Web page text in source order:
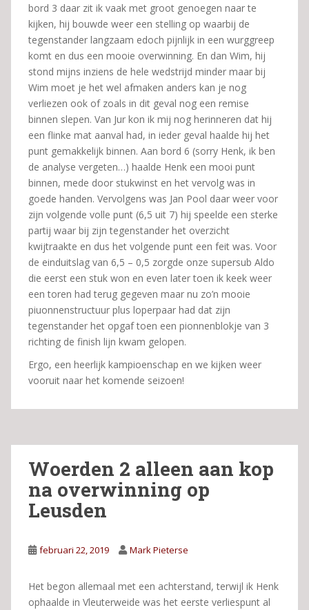
bord 3 daar zit ik vaak met groot genoegen naar te
kijken, hij bouwde weer een stelling op waarbij de
tegenstander langzaam edoch pijnlijk in een wurggreep
komt en dus een mooie overwinning. En dan Wim, hij
stond mijns inziens de hele wedstrijd minder maar bij
Wim moet je het wel afmaken anders kan je nog
verliezen ook of zoals in dit geval nog een remise
binnen slepen. Van Jur kon ik mij nog herinneren dat hij
een flinke mat aanval had, in ieder geval haalde hij het
punt gemakkelijk binnen. Aan bord 6 (sorry Henk, ik ben
de analyse vergeten…) haalde Henk een mooi punt
binnen, mede door stukwinst en het vervolg was in
goede handen. Vervolgens was Jan Pool daar weer voor
zijn volgende volle punt (6,5 uit 7) hij speelde een sterke
partij waar bij zijn tegenstander het overzicht
kwijtraakte en dus het volgende punt een feit was. Voor
de einduitslag van 6,5 – 0,5 zorgde onze supersub Aldo
die eerst een stuk won en even later toen ik keek weer
een toren had terug gegeven maar nu zo’n mooie
piuonnenstructuur plus loperpaar had dat zijn
tegenstander het opgaf toen een pionnenblokje van 3
richting de finish lijn kwam gelopen.
Ergo, een heerlijk kampioenschap en we kijken weer
vooruit naar het komende seizoen!
Woerden 2 alleen aan kop
na overwinning op
Leusden
februari 22, 2019 Mark Pieterse
Het begon allemaal met een achterstand, terwijl ik Henk
ophaalde in Vleuterweide was het eerste verliespunt al